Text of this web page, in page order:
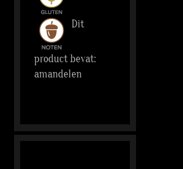
Dit
product bevat:
amandelen